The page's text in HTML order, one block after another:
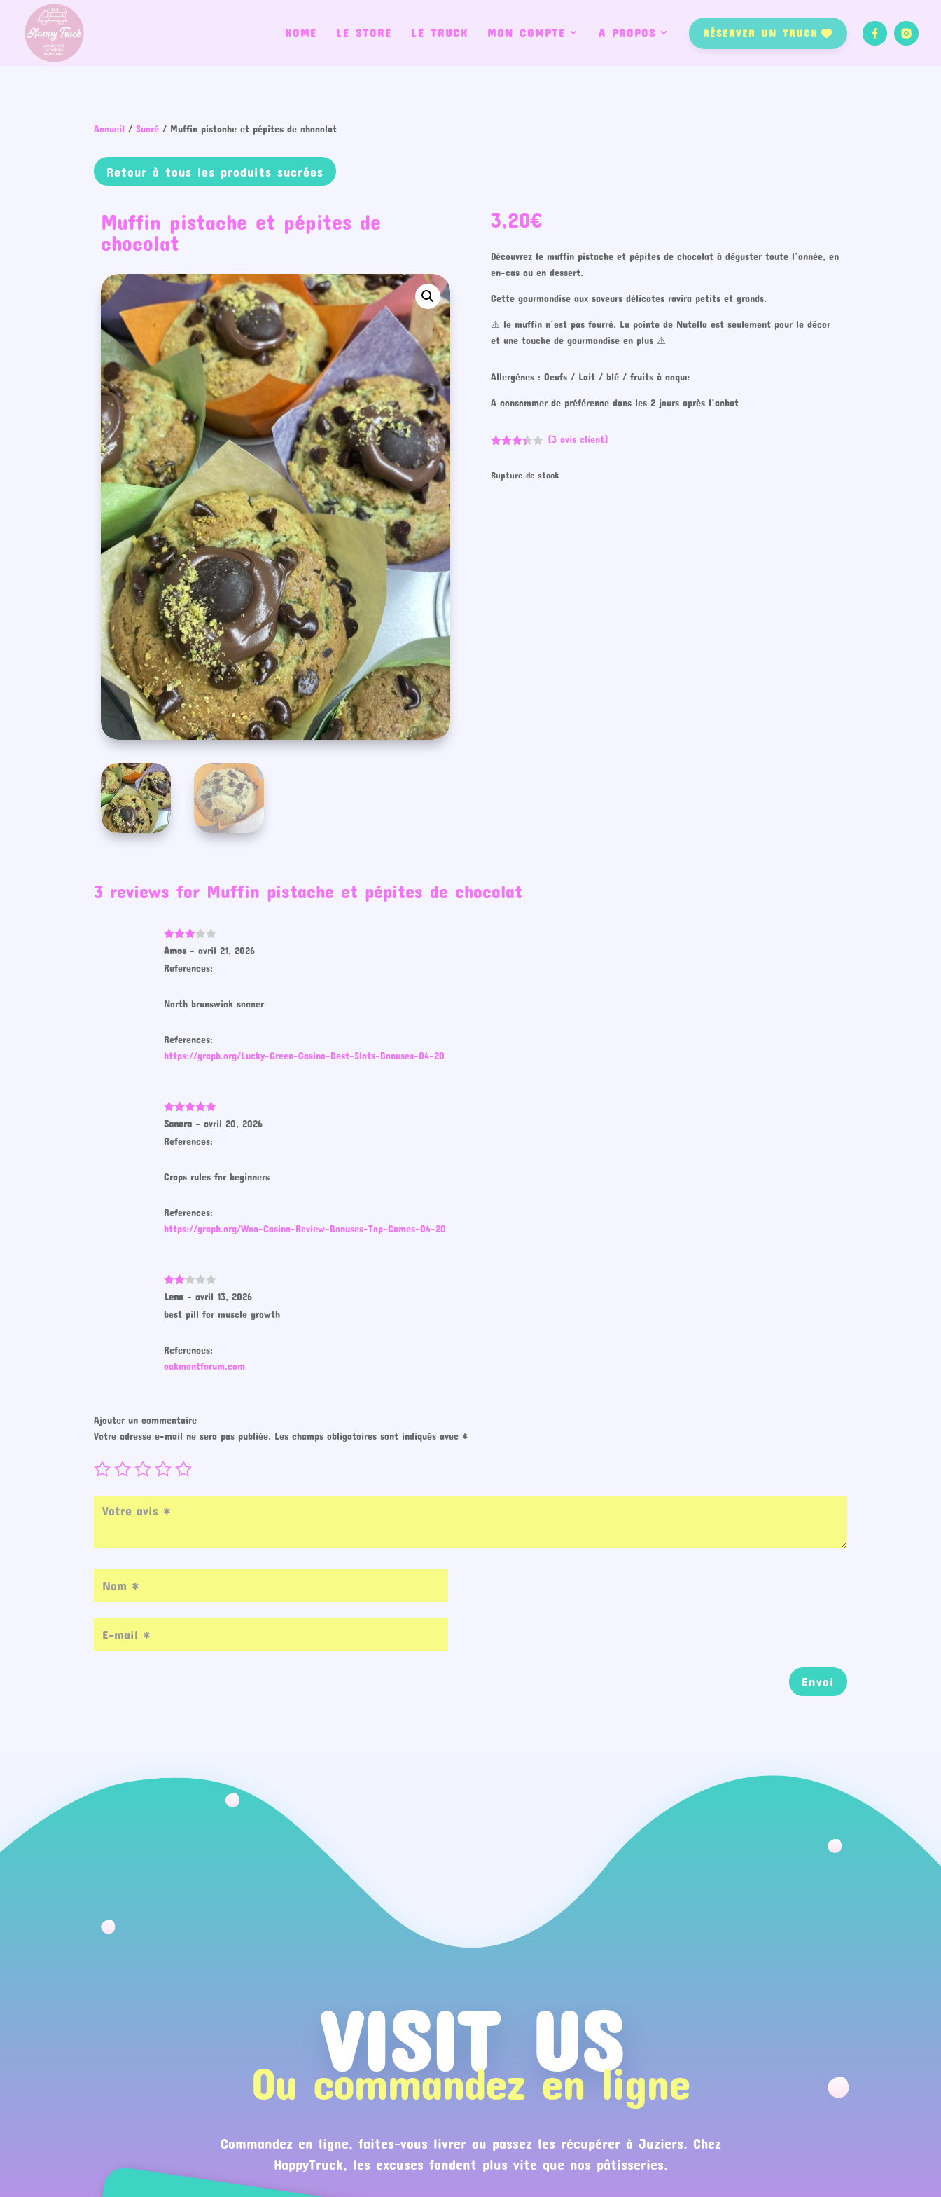
HOME LE STORE LE TRUCK MON COMPTE A PROPOS RÉSERVER UN TRUCK
Accueil /Sucré / Muffin pistache et pépites de chocolat
Retour à tous les produits sucrées
Muffin pistache et pépites de
chocolat
3,20€
Découvrez le muffin pistache et pépites de chocolat à déguster toute l’année, en
en-cas ou en dessert.
Cette gourmandise aux saveurs délicates ravira petits et grands.
⚠️ le muffin n’est pas fourré. La pointe de Nutella est seulement pour le décor
et une touche de gourmandise en plus ⚠️
Allergènes : Oeufs / Lait / blé / fruits à coque
A consommer de préférence dans les 2 jours après l’achat
sur 5
(3avis client)
Rupture de stock
3 reviews for Muffin pistache et pépites de chocolat
Note
sur 5
Amos – avril 21, 2026
References:
North brunswick soccer
References:
https://graph.org/Lucky-Green-Casino-Best-Slots–Bonuses-04-20
Note5
sur
5
Sanora – avril 20, 2026
References:
Craps rules for beginners
References:
https://graph.org/Woo-Casino-Review-Bonuses–Top-Games-04-20
Note
2
sur
Lena – avril 13, 2026
best pill for muscle growth
References:
oakmontforum.com
Ajouter un commentaire
Votre adresse e-mail ne sera pas publiée. Les champs obligatoires sont indiqués avec*
Envoi
VISIT US
Ou commandez en ligne
Commandez en ligne, faites-vous livrer ou passez les récupérer à Juziers. Chez
HappyTruck, les excuses fondent plus vite que nos pâtisseries.